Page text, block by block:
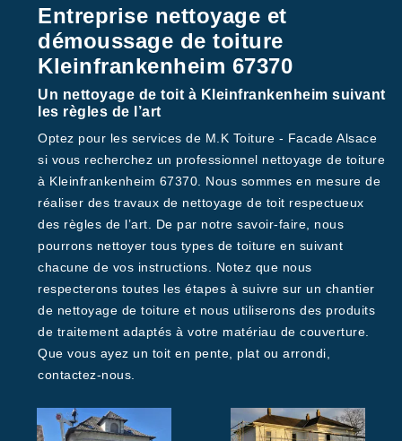
Entreprise nettoyage et
démoussage de toiture
Kleinfrankenheim 67370
Un nettoyage de toit à Kleinfrankenheim suivant
les règles de l’art
Optez pour les services de M.K Toiture - Facade Alsace
si vous recherchez un professionnel nettoyage de toiture
à Kleinfrankenheim 67370. Nous sommes en mesure de
réaliser des travaux de nettoyage de toit respectueux
des règles de l’art. De par notre savoir-faire, nous
pourrons nettoyer tous types de toiture en suivant
chacune de vos instructions. Notez que nous
respecterons toutes les étapes à suivre sur un chantier
de nettoyage de toiture et nous utiliserons des produits
de traitement adaptés à votre matériau de couverture.
Que vous ayez un toit en pente, plat ou arrondi,
contactez-nous.